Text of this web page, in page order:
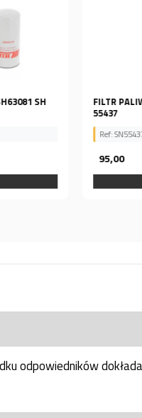
SH
FILTR
55437
Ref:
95,00
odpowiedników